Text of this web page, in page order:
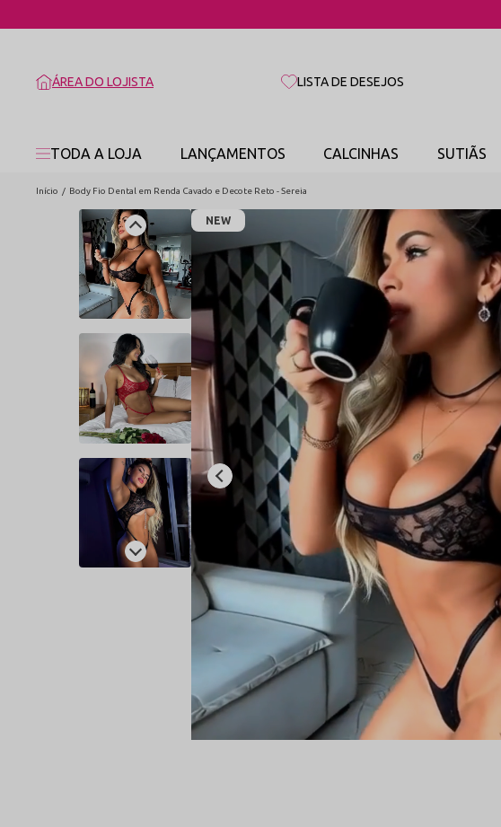
ÁREA DO LOJISTA LISTA DE DESEJOS
TODA A LOJA LANÇAMENTOS CALCINHAS SUTIÃS
Início Body Fio Dental em Renda Cavado e Decote Reto - Sereia
NEW